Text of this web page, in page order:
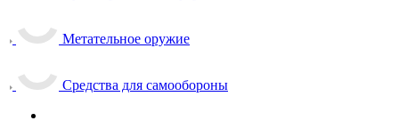
Метательное оружие
Средства для самообороны